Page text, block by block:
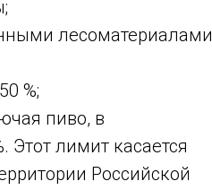
лесоматериалами
%;
пиво, в
Этот лимит касается
Российской